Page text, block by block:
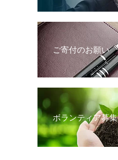
ご寄付のお願い
ボランティア募集